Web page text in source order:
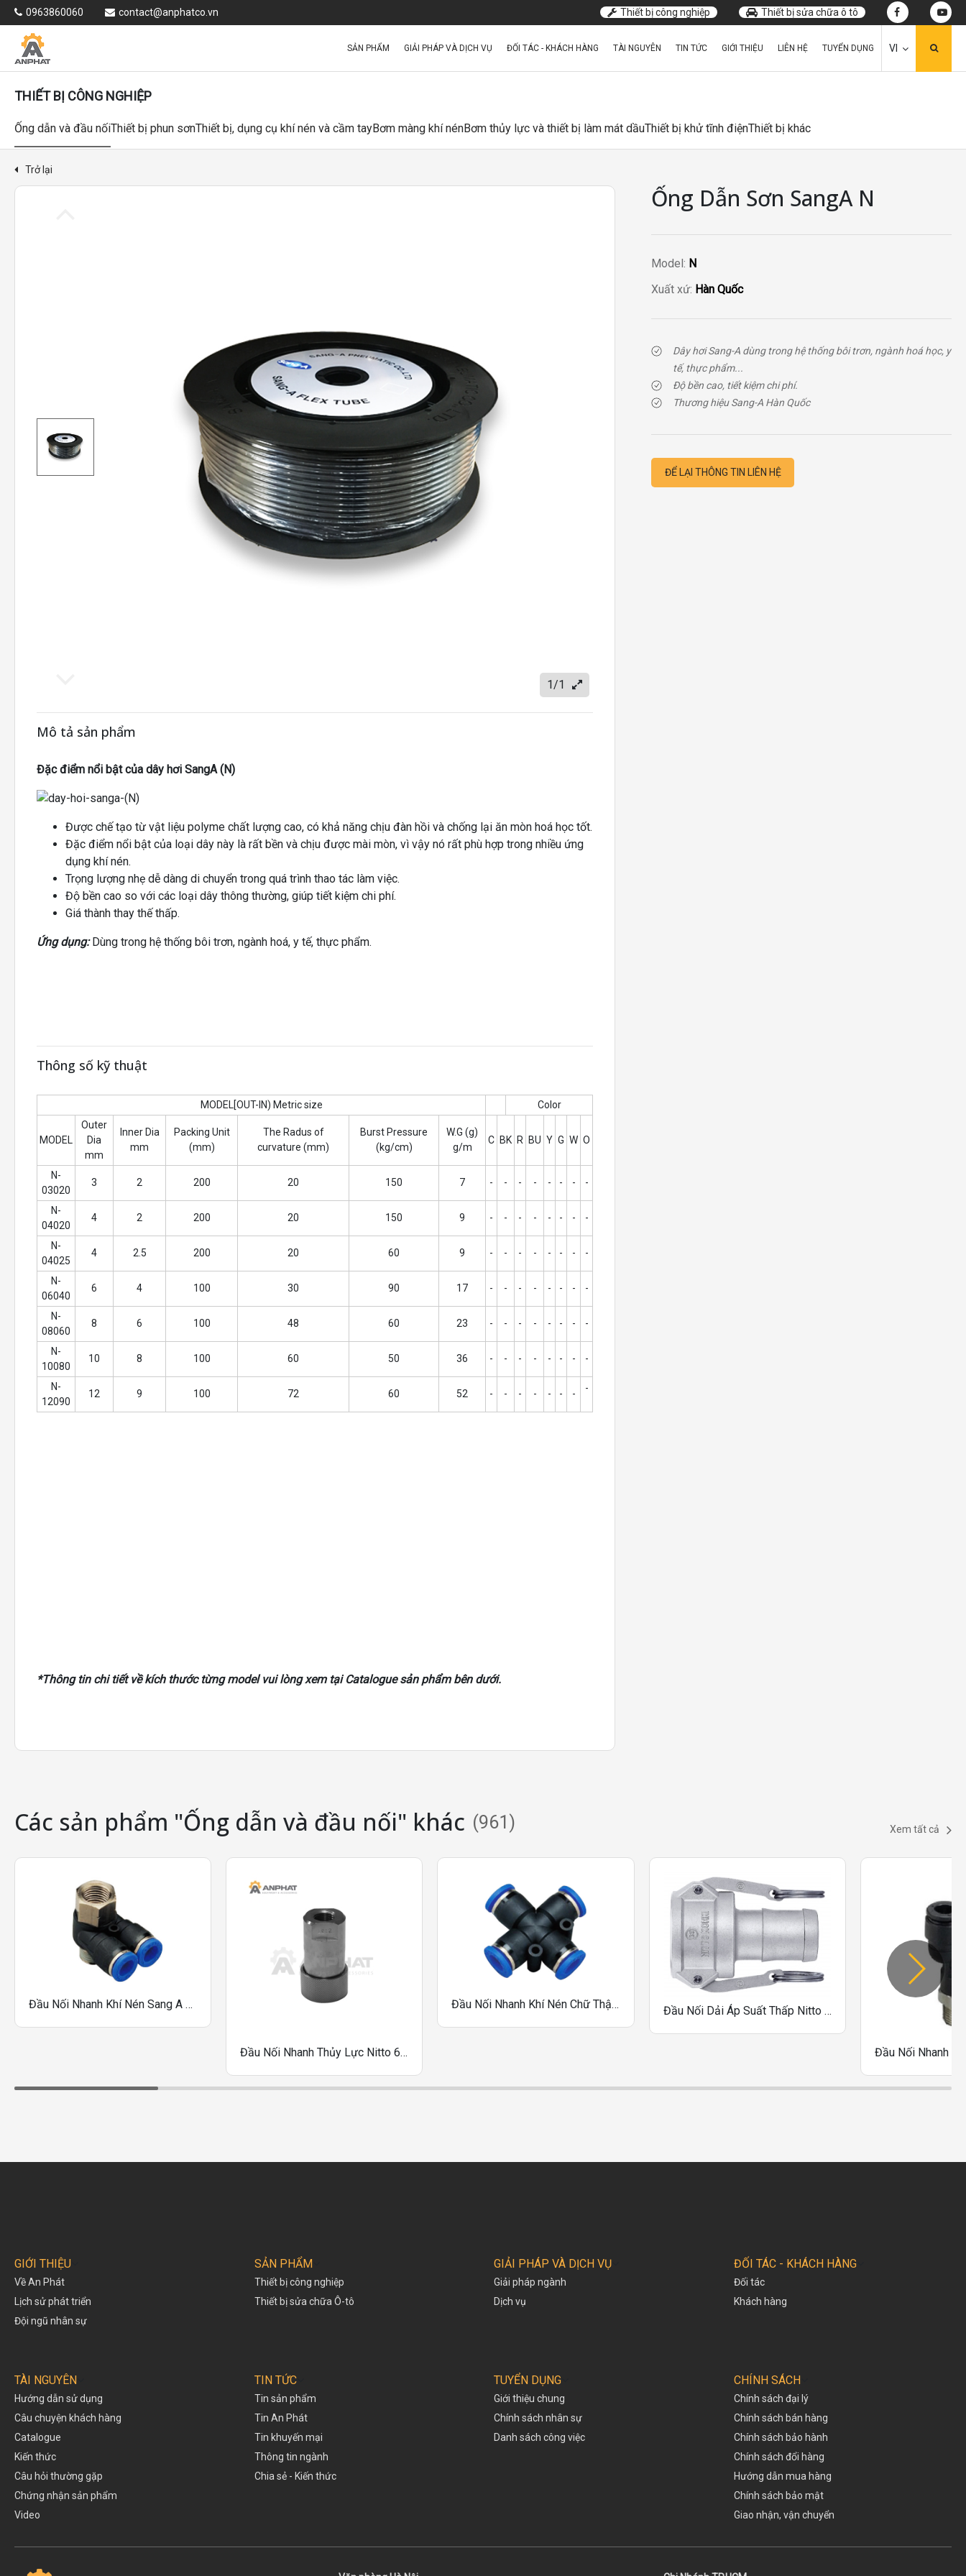
0963860060 contact@anphatco.vn Thiết bị công nghiệp Thiết bị sửa chữa ô tô
SẢN PHẨM GIẢI PHÁP VÀ DỊCH VỤ ĐỐI TÁC - KHÁCH HÀNG TÀI NGUYÊN TIN TỨC GIỚI THIỆU LIÊN HỆ TUYỂN DỤNG VI
THIẾT BỊ CÔNG NGHIỆP
Ống dẫn và đầu nốiThiết bị phun sơnThiết bị, dụng cụ khí nén và cầm tayBơm màng khí nénBơm thủy lực và thiết bị làm mát dầuThiết bị khử tĩnh điệnThiết bị khác
Trở lại
1/1
Mô tả sản phẩm
Đặc điểm nổi bật của dây hơi SangA (N)
Được chế tạo từ vật liệu polyme chất lượng cao, có khả năng chịu đàn hồi và chống lại ăn mòn hoá học tốt.
Đặc điểm nổi bật của loại dây này là rất bền và chịu được mài mòn, vì vậy nó rất phù hợp trong nhiều ứng
dụng khí nén.
Trọng lượng nhẹ dễ dàng di chuyển trong quá trình thao tác làm việc.
Độ bền cao so với các loại dây thông thường, giúp tiết kiệm chi phí.
Giá thành thay thế thấp.
Ứng dụng:Dùng trong hệ thống bôi trơn, ngành hoá, y tế, thực phẩm.
Thông số kỹ thuật
MODEL[OUT-IN) Metric size Color
MODEL
Outer
Dia
mm
Inner Dia
mm
Packing Unit
(mm)
The Radus of
curvature (mm)
Burst Pressure
(kg/cm)
W.G (g)
g/m
C BK R BU Y G W O
N-
03020
3 2 200 20 150 7 - - - - - - - -
N-
04020
4 2 200 20 150 9 - - - - - - - -
N-
04025
4 2.5 200 20 60 9 - - - - - - - -
N-
06040
6 4 100 30 90 17 - - - - - - - -
N-
08060
8 6 100 48 60 23 - - - - - - - -
N-
10080
10 8 100 60 50 36 - - - - - - - -
N-
12090
12 9 100 72 60 52 - - - - - - - -
*Thông tin chi tiết về kích thước từng model vui lòng xem tại Catalogue sản phẩm bên dưới.
Ống Dẫn Sơn SangA N
Model: N
Xuất xứ: Hàn Quốc
Dây hơi Sang-A dùng trong hệ thống bôi trơn, ngành hoá học, y
tế, thực phẩm...
Độ bền cao, tiết kiệm chi phí.
Thương hiệu Sang-A Hàn Quốc
ĐỂ LẠI THÔNG TIN LIÊN HỆ
Các sản phẩm "Ống dẫn và đầu nối" khác (961 ) Xem tất cả
Đầu Nối Nhanh Khí Nén Sang A One-Touch Fittings Dòng PAF
Đầu Nối Nhanh Thủy Lực Nitto 66HS, 8HS, 10HS, 12HS, 16HS
Đầu Nối Nhanh Khí Nén Chữ Thập Sang A One-Touch Fittings Dòng PZA31 Đầu Nối Dải Áp Suất Thấp Nitto Kohki LC-16TSH, LC-20TSH, LC-24TSH, LC-32TSH
GIỚI THIỆU
Về An Phát
Lịch sử phát triển
Đội ngũ nhân sự
SẢN PHẨM
Thiết bị công nghiệp
Thiết bị sửa chữa Ô-tô
GIẢI PHÁP VÀ DỊCH VỤ
Giải pháp ngành
Dịch vụ
ĐỐI TÁC - KHÁCH HÀNG
Đối tác
Khách hàng
TÀI NGUYÊN
Hướng dẫn sử dụng
Câu chuyện khách hàng
Catalogue
Kiến thức
Câu hỏi thường gặp
Chứng nhận sản phẩm
Video
TIN TỨC
Tin sản phẩm
Tin An Phát
Tin khuyến mại
Thông tin ngành
Chia sẻ - Kiến thức
TUYỂN DỤNG
Giới thiệu chung
Chính sách nhân sự
Danh sách công việc
CHÍNH SÁCH
Chính sách đại lý
Chính sách bán hàng
Chính sách bảo hành
Chính sách đổi hàng
Hướng dẫn mua hàng
Chính sách bảo mật
Giao nhận, vận chuyển